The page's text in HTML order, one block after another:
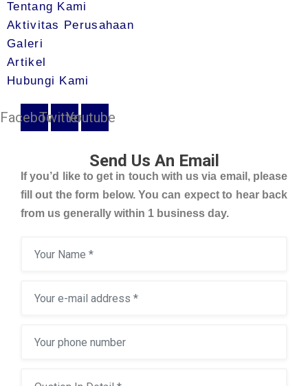
Tentang Kami
Aktivitas Perusahaan
Galeri
Artikel
Hubungi Kami
FacebookTwitterYoutube
Send Us An Email
If you’d like to get in touch with us via email, please
fill out the form below. You can expect to hear back
from us generally within 1 business day.